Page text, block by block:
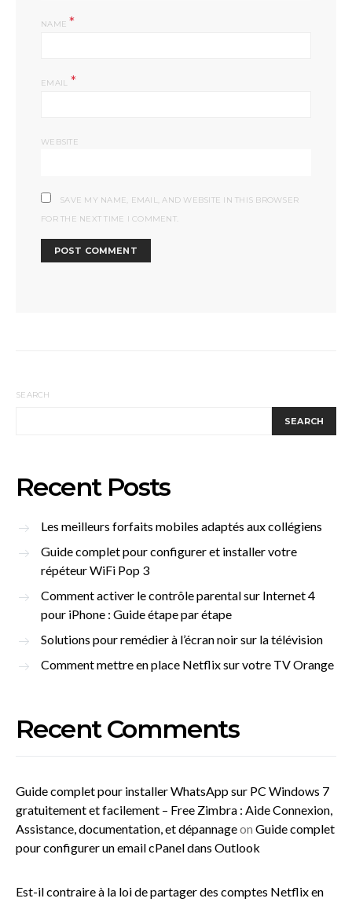
NAME *
EMAIL *
WEBSITE
SAVE MY NAME, EMAIL, AND WEBSITE IN THIS BROWSER
FOR THE NEXT TIME I COMMENT.
SEARCH
SEARCH
Recent Posts
Les meilleurs forfaits mobiles adaptés aux collégiens
Guide complet pour configurer et installer votre
répéteur WiFi Pop 3
Comment activer le contrôle parental sur Internet 4
pour iPhone : Guide étape par étape
Solutions pour remédier à l’écran noir sur la télévision
Comment mettre en place Netflix sur votre TV Orange
Recent Comments
Guide complet pour installer WhatsApp sur PC Windows 7
gratuitement et facilement – Free Zimbra : Aide Connexion,
Assistance, documentation, et dépannageon Guide complet
pour configurer un email cPanel dans Outlook
Est-il contraire à la loi de partager des comptes Netflix en